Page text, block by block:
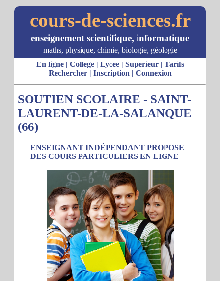
cours-de-sciences.fr
enseignement scientifique, informatique
maths, physique, chimie, biologie, géologie
En ligne| Collège| Lycée| Supérieur| Tarifs
Rechercher| Inscription | Connexion
SOUTIEN SCOLAIRE - SAINT-
LAURENT-DE-LA-SALANQUE
(66)
ENSEIGNANT INDÉPENDANT PROPOSE
DES COURS PARTICULIERS EN LIGNE